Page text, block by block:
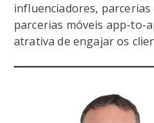
influenciadores, parcerias
parcerias móveis app-to-
atrativa de engajar os